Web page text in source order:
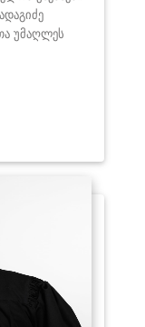
უმაღლეს